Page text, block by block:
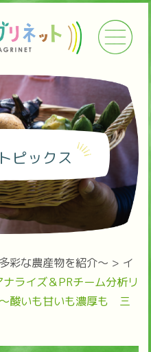
ピックス
彩な農産物を紹介～ > イ
ナライズ＆PRチーム分析リ
酸いも甘いも濃厚も 三